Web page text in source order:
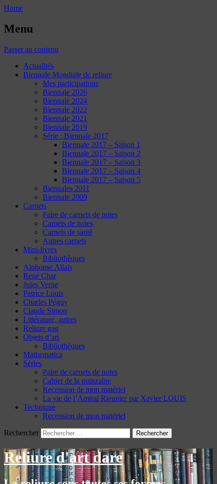
Home
Menu
Passer au contenu
Actualités
Biennale Mondiale de reliure
Mes participations
Biennale 2026
Biennale 2024
Biennale 2022
Biennale 2021
Biennale 2019
Série : Biennale 2017
Biennale 2017 – Saison 1
Biennale 2017 – Saison 2
Biennale 2017 – Saison 3
Biennale 2017 – Saison 4
Biennale 2017 – Saison 5
Biennales 2011
Biennale 2009
Carnets
Paire de carnets de notes
Carnets de notes
Carnets de santé
Autres carnets
Mini-livres
Bibliothèques
Alphonse Allais
René Char
Jules Verne
Patrice Louis
Charles Péguy
Claude Simon
Littérature, autres
Reliure gag
Objets d’art
Bibliothèques
Mathematica
Séries
Paire de carnets de notes
Cahier de la quinzaine
Recension de mon matériel
La vie de l’Amiral Rieunier par Xavier LOUIS
Technique
Recension de mon matériel
Rechercher
Reliure d'art dare